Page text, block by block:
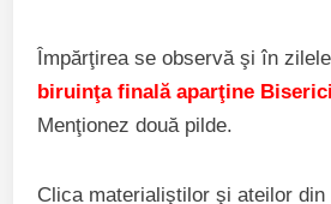
Împărţirea se observă şi în
biruinţa finală aparţine
Menţionez două pilde.
Clica materialiştilor şi ateilor din